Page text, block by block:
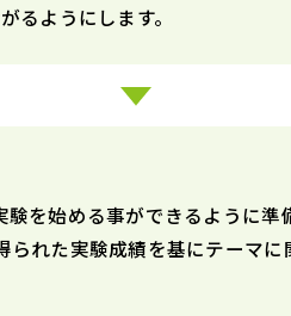
るようにします。
を始める事ができるように
れた実験成績を基にテーマ